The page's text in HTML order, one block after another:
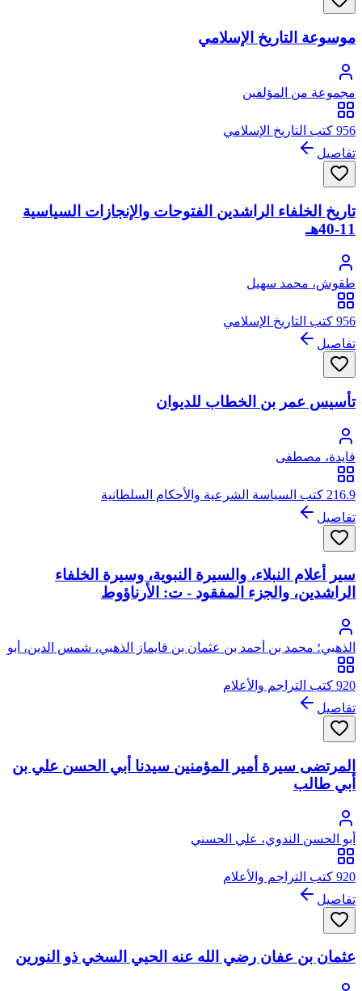
موسوعة التاريخ الإسلامي
مجموعة من المؤلفين
956 كتب التاريخ الإسلامي
تفاصيل
تاريخ الخلفاء الراشدين الفتوحات والإنجازات السياسية
11-40هـ
طقوش، محمد سهيل
956 كتب التاريخ الإسلامي
تفاصيل
تأسيس عمر بن الخطاب للديوان
فايدة، مصطفى
216.9 كتب السياسة الشرعية والأحكام السلطانية
تفاصيل
سير أعلام النبلاء، والسيرة النبوية، وسيرة الخلفاء
الراشدين، والجزء المفقود - ت: الأرناؤوط
الذهبي؛ محمد بن أحمد بن عثمان بن قايماز الذهبي، شمس الدين، أبو
عبد الله
920 كتب التراجم والأعلام
تفاصيل
المرتضى سيرة أمير المؤمنين سيدنا أبي الحسن علي بن
أبي طالب
أبو الحسن الندوي، علي الحسني
920 كتب التراجم والأعلام
تفاصيل
عثمان بن عفان رضي الله عنه الحيي السخي ذو النورين